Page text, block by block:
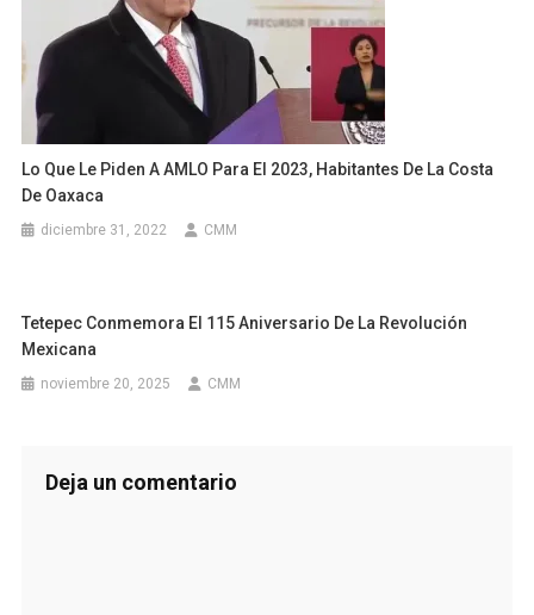
Lo Que Le Piden A AMLO Para El 2023, Habitantes De La Costa
De Oaxaca
diciembre 31, 2022 CMM
Tetepec Conmemora El 115 Aniversario De La Revolución
Mexicana
noviembre 20, 2025 CMM
Deja un comentario